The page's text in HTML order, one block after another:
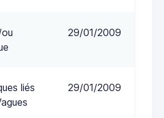
29/01/2009
liés
29/01/2009